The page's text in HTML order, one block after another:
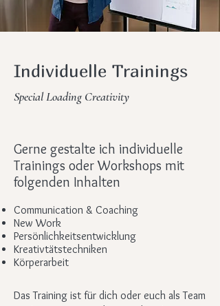
Individuelle Trainings
Special Loading Creativity
Gerne gestalte ich individuelle
Trainings oder Workshops mit
folgenden Inhalten
Communication & Coaching
New Work
Persönlichkeitsentwicklung
Kreativtätstechniken
Körperarbeit
Das Training ist für dich oder euch als Team